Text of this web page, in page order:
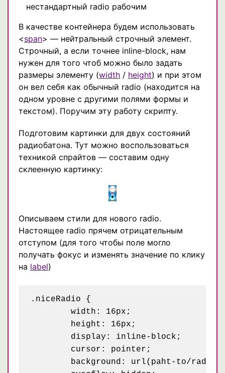
нестандартный radio рабочим
В качестве контейнера будем использовать
<span> — нейтральный строчный элемент.
Строчный, а если точнее inline-block, нам
нужен для того чтоб можно было задать
размеры элементу (width / height) и при этом
он вел себя как обычный radio (находится на
одном уровне с другими полями формы и
текстом). Поручим эту работу скрипту.
Подготовим картинки для двух состояний
радиобатона. Тут можно воспользоваться
техникой спрайтов — составим одну
склеенную картинку:
Описываем стили для нового radio.
Настоящее radio прячем отрицательным
отступом (для того чтобы поле могло
получать фокус и изменять значение по клику
на label)
.niceRadio {